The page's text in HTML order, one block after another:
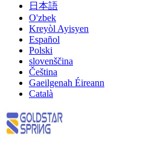
日本語
O'zbek
Kreyòl Ayisyen
Español
Polski
slovenščina
Čeština
Gaeilgenah Éireann
Català